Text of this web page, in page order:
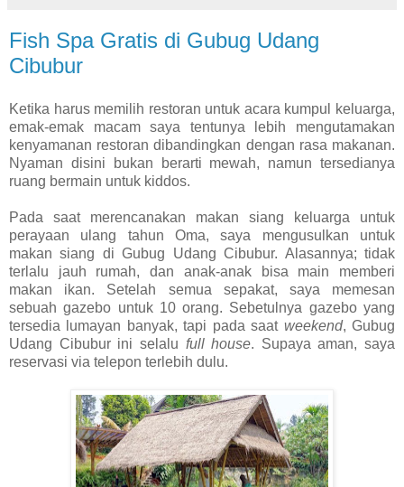
Fish Spa Gratis di Gubug Udang
Cibubur
Ketika harus memilih restoran untuk acara kumpul keluarga,
emak-emak macam saya tentunya lebih mengutamakan
kenyamanan restoran dibandingkan dengan rasa makanan.
Nyaman disini bukan berarti mewah, namun tersedianya
ruang bermain untuk kiddos.
Pada saat merencanakan makan siang keluarga untuk
perayaan ulang tahun Oma, saya mengusulkan untuk
makan siang di Gubug Udang Cibubur. Alasannya; tidak
terlalu jauh rumah, dan anak-anak bisa main memberi
makan ikan. Setelah semua sepakat, saya memesan
sebuah gazebo untuk 10 orang. Sebetulnya gazebo yang
tersedia lumayan banyak, tapi pada saat weekend, Gubug
Udang Cibubur ini selalu full house. Supaya aman, saya
reservasi via telepon terlebih dulu.